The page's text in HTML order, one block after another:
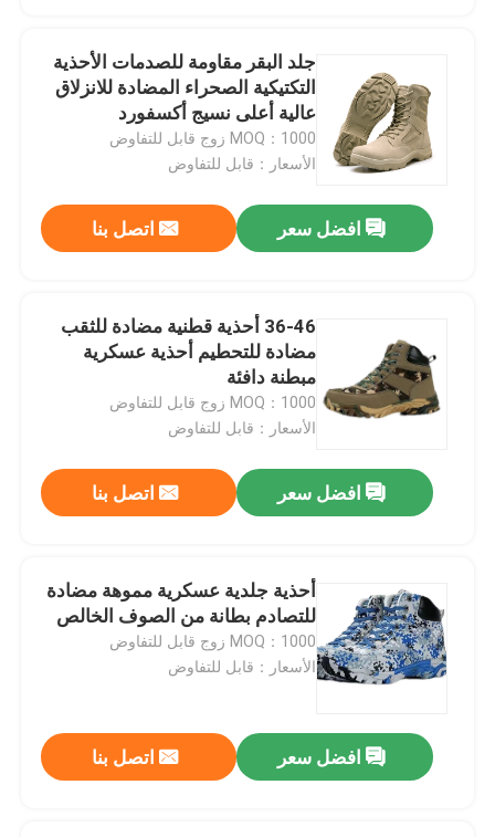
مسكن
معلومات عنا
مراقبة الجودة
اتصل بنا
اطلب اقتباس
الزي العسكري القتالي
جلد البقر مقاومة للصدمات الأحذية
التكتيكية الصحراء المضادة للانزلاق
عالية أعلى نسيج أكسفورد
MOQ：1000 زوج قابل للتفاوض
الأسعار：قابل للتفاوض
افضل سعر اتصل بنا
36-46 أحذية قطنية مضادة للثقب
مضادة للتحطيم أحذية عسكرية
مبطنة دافئة
MOQ：1000 زوج قابل للتفاوض
الأسعار：قابل للتفاوض
افضل سعر اتصل بنا
أحذية جلدية عسكرية مموهة مضادة
للتصادم بطانة من الصوف الخالص
MOQ：1000 زوج قابل للتفاوض
الأسعار：قابل للتفاوض
افضل سعر اتصل بنا